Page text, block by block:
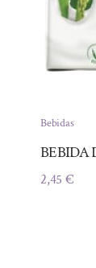
Bebidas
BEBIDA
2,45€